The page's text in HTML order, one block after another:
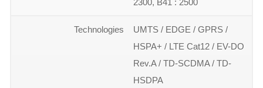
2300, B41 : 2500
Technologies
UMTS / EDGE / GPRS /
HSPA+ / LTE Cat12 / EV-DO
Rev.A / TD-SCDMA / TD-
HSDPA